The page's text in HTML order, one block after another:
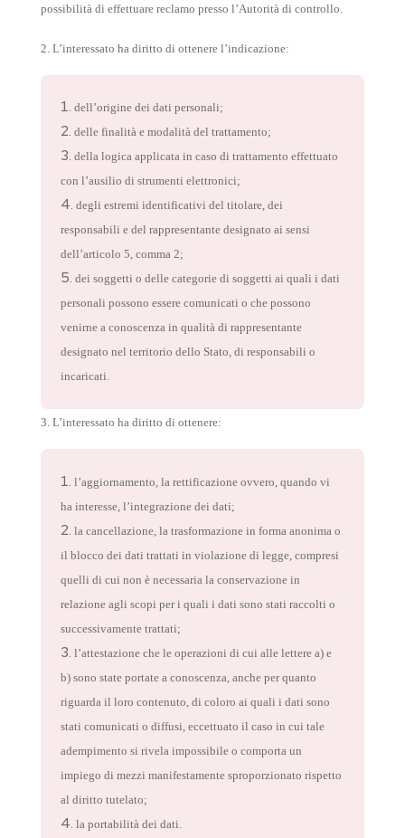
possibilità di effettuare reclamo presso l’Autorità di controllo.
2. L’interessato ha diritto di ottenere l’indicazione:
dell’origine dei dati personali;
delle finalità e modalità del trattamento;
della logica applicata in caso di trattamento effettuato
con l’ausilio di strumenti elettronici;
degli estremi identificativi del titolare, dei
responsabili e del rappresentante designato ai sensi
dell’articolo 5, comma 2;
dei soggetti o delle categorie di soggetti ai quali i dati
personali possono essere comunicati o che possono
venirne a conoscenza in qualità di rappresentante
designato nel territorio dello Stato, di responsabili o
incaricati.
3. L’interessato ha diritto di ottenere:
l’aggiornamento, la rettificazione ovvero, quando vi
ha interesse, l’integrazione dei dati;
la cancellazione, la trasformazione in forma anonima o
il blocco dei dati trattati in violazione di legge, compresi
quelli di cui non è necessaria la conservazione in
relazione agli scopi per i quali i dati sono stati raccolti o
successivamente trattati;
l’attestazione che le operazioni di cui alle lettere a) e
b) sono state portate a conoscenza, anche per quanto
riguarda il loro contenuto, di coloro ai quali i dati sono
stati comunicati o diffusi, eccettuato il caso in cui tale
adempimento si rivela impossibile o comporta un
impiego di mezzi manifestamente sproporzionato rispetto
al diritto tutelato;
la portabilità dei dati.